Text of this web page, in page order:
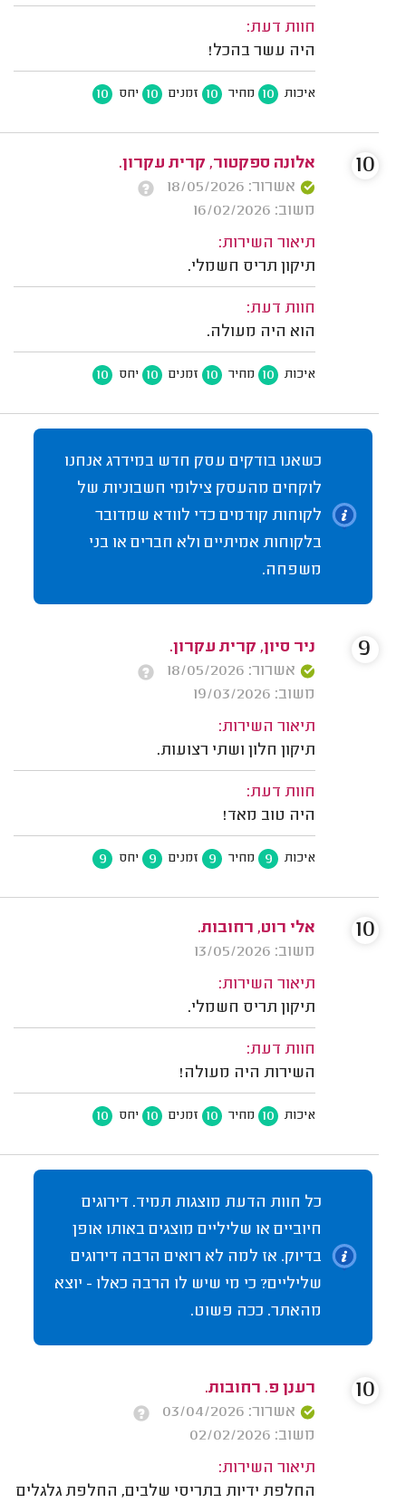
חוות דעת:
היה עשר בהכל!
איכות 10 מחיר 10 זמנים 10 יחס 10
אלונה ספקטור, קרית עקרון.
אשרור: 18/05/2026
משוב: 16/02/2026
תיאור השירות:
תיקון תריס חשמלי.
חוות דעת:
הוא היה מעולה.
איכות 10 מחיר 10 זמנים 10 יחס 10
10
כשאנו בודקים עסק חדש במידרג אנחנו
לוקחים מהעסק צילומי חשבוניות של
לקוחות קודמים כדי לוודא שמדובר
בלקוחות אמיתיים ולא חברים או בני
משפחה.
ניר סיון, קרית עקרון.
אשרור: 18/05/2026
משוב: 19/03/2026
תיאור השירות:
תיקון חלון ושתי רצועות.
חוות דעת:
היה טוב מאד!
איכות 9 מחיר 9 זמנים 9 יחס 9
9
אלי רוט, רחובות.
משוב: 13/05/2026
תיאור השירות:
תיקון תריס חשמלי.
חוות דעת:
השירות היה מעולה!
איכות 10 מחיר 10 זמנים 10 יחס 10
10
כל חוות הדעת מוצגות תמיד. דירוגים
חיוביים או שליליים מוצגים באותו אופן
בדיוק. אז למה לא רואים הרבה דירוגים
שליליים? כי מי שיש לו הרבה כאלו - יוצא
מהאתר. ככה פשוט.
רענן פ. רחובות.
אשרור: 03/04/2026
משוב: 02/02/2026
תיאור השירות:
החלפת ידיות בתריסי שלבים, החלפת גלגלים
10